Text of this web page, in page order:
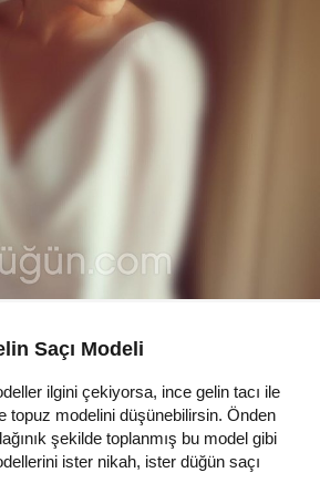
Saçı Modeli
ilgini çekiyorsa, ince gelin tacı ile
topuz modelini düşünebilirsin. Önden
şekilde toplanmış bu model gibi
ister nikah, ister düğün saçı